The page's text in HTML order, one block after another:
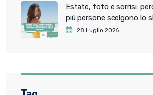
Estate, foto e sorrisi:
più persone scelgono lo
dentale prima delle
28 Luglio 2026